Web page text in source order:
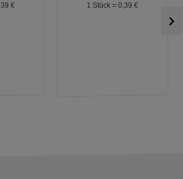
39 € 1 Stück = 0, 39 €